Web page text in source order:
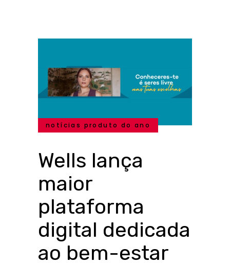
notícias produto do ano
Wells lança
maior
plataforma
digital dedicada
ao bem-estar